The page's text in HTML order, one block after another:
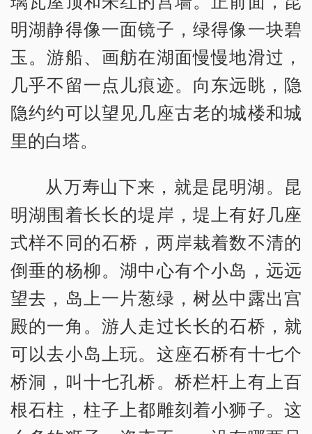
明湖静得像一面镜子，绿得像一块碧
玉。游船、画舫在湖面慢慢地滑过，
几乎不留一点儿痕迹。向东远眺，隐
隐约约可以望见几座古老的城楼和城
里的白塔。
从万寿山下来，就是昆明湖。昆
明湖围着长长的堤岸，堤上有好几座
式样不同的石桥，两岸栽着数不清的
倒垂的杨柳。湖中心有个小岛，远远
望去，岛上一片葱绿，树丛中露出宫
殿的一角。游人走过长长的石桥，就
可以去小岛上玩。这座石桥有十七个
桥洞，叫十七孔桥。桥栏杆上有上百
根石柱，柱子上都雕刻着小狮子。这